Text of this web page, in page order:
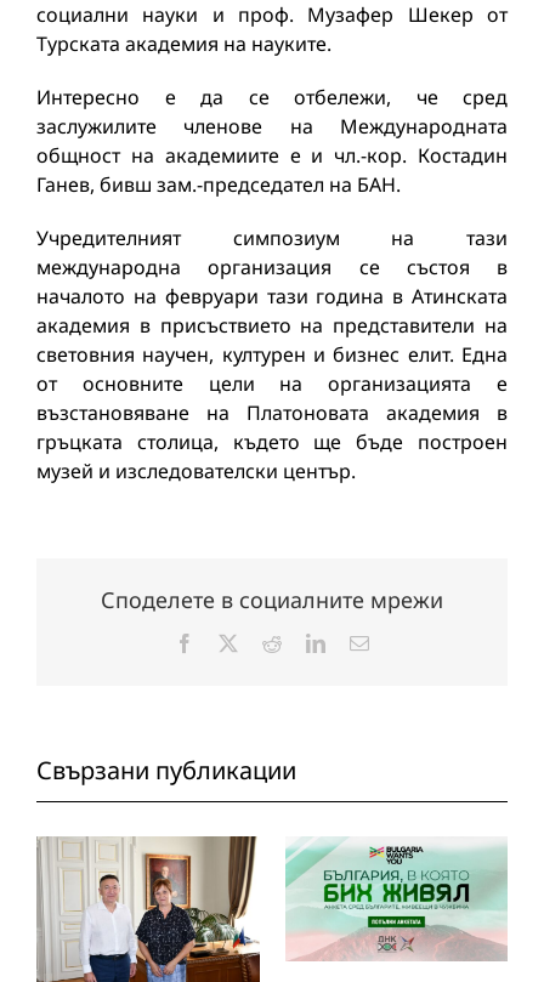
социални науки и проф. Музафер Шекер от
Турската академия на науките.
Интересно е да се отбележи, че сред
заслужилите членове на Международната
общност на академиите е и чл.-кор. Костадин
Ганев, бивш зам.-председател на БАН.
Учредителният симпозиум на тази
международна организация се състоя в
началото на февруари тази година в Атинската
академия в присъствието на представители на
световния научен, културен и бизнес елит. Една
от основните цели на организацията е
възстановяване на Платоновата академия в
гръцката столица, където ще бъде построен
музей и изследователски център.
Споделете в социалните мрежи
Facebook RedditLinkedInЕлектронна
Свързани публикации